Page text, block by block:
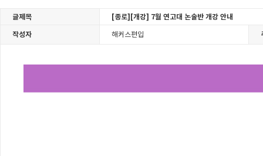
글제목 [종로][개강] 7월 연고대 논술반 개강 안내
작성자 해커스편입